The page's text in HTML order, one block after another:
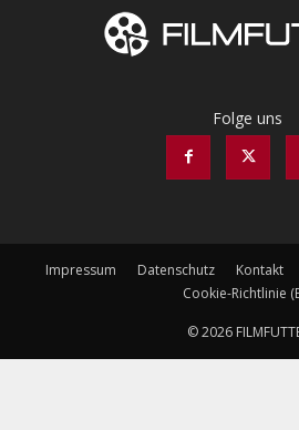
Folge uns
Impressum Datenschutz Kontakt
Cookie-Richtlinie
© 2026